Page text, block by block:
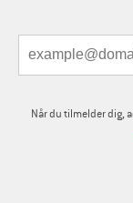
Når du tilmelder dig,